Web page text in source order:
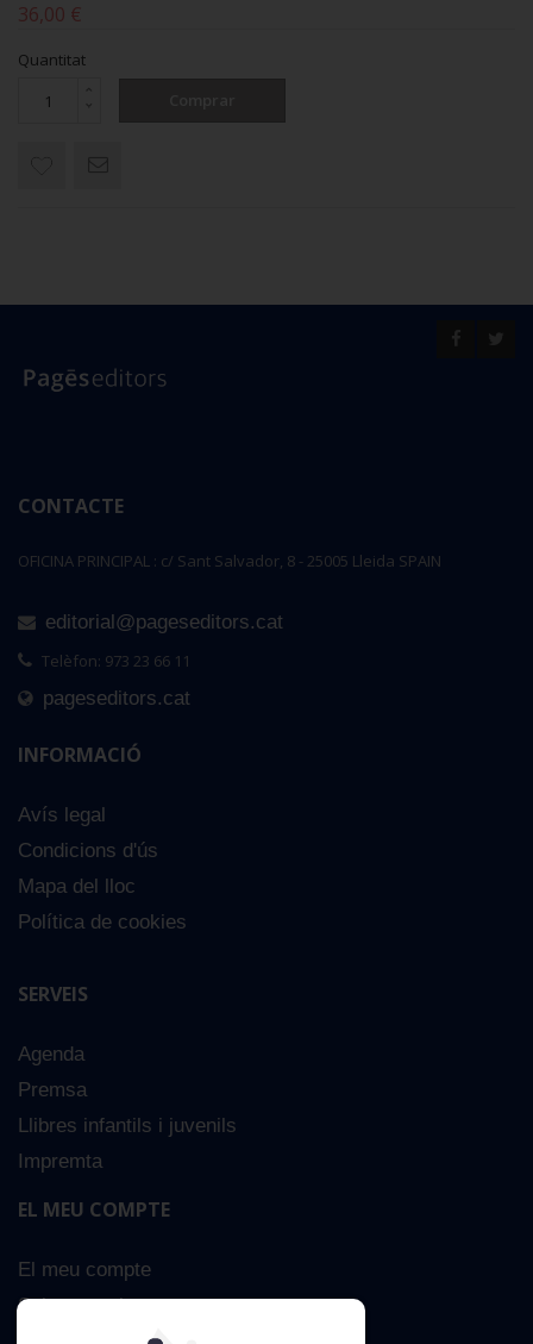
36,00 €
Quantitat
CONTACTE
OFICINA PRINCIPAL : c/ Sant Salvador, 8 - 25005 Lleida SPAIN
editorial@pageseditors.cat
Telèfon: 973 23 66 11
pageseditors.cat
INFORMACIÓ
Avís legal
Condicions d'ús
Mapa del lloc
Política de cookies
SERVEIS
Agenda
Premsa
Llibres infantils i juvenils
Impremta
EL MEU COMPTE
El meu compte
Sobre nosaltres